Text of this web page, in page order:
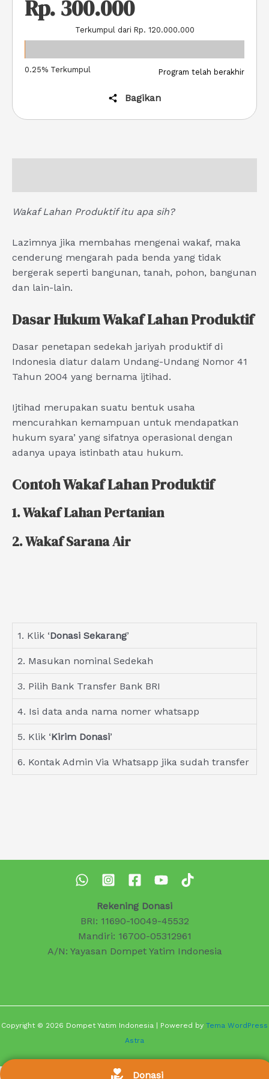
Rp. 300.000
Program telah berakhir
Donasi
Bagikan
Wakaf Lahan Produktif itu apa sih?
Lazimnya jika membahas mengenai wakaf, maka
cenderung mengarah pada benda yang tidak
bergerak seperti bangunan, tanah, pohon, bangunan
dan lain-lain.
Dasar Hukum Wakaf Lahan Produktif
Dasar penetapan sedekah jariyah produktif di
Indonesia diatur dalam Undang-Undang Nomor 41
Tahun 2004 yang bernama ijtihad.
Ijtihad merupakan suatu bentuk usaha
mencurahkan kemampuan untuk mendapatkan
hukum syara’ yang sifatnya operasional dengan
adanya upaya istinbath atau hukum.
Contoh Wakaf Lahan Produktif
1. Wakaf Lahan Pertanian
2. Wakaf Sarana Air
1. Klik ‘Donasi Sekarang’
2. Masukan nominal Sedekah
3. Pilih Bank Transfer Bank BRI
4. Isi data anda nama nomer whatsapp
5. Klik ‘Kirim Donasi’
6. Kontak Admin Via Whatsapp jika sudah transfer
Rekening Donasi
BRI: 11690-10049-45532
Mandiri: 16700-05312961
A/N: Yayasan Dompet Yatim Indonesia
Copyright © 2026 Dompet Yatim Indonesia | Powered by Tema WordPress
Astra